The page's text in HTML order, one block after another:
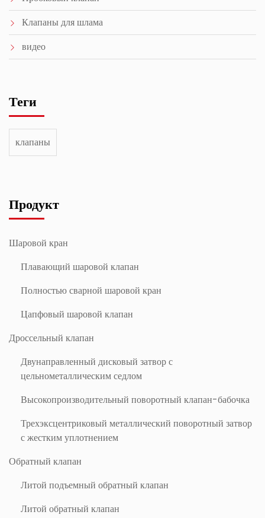
Клапаны для шлама
видео
Теги
клапаны
Продукт
Шаровой кран
Плавающий шаровой клапан
Полностью сварной шаровой кран
Цапфовый шаровой клапан
Дроссельный клапан
Двунаправленный дисковый затвор с
цельнометаллическим седлом
Высокопроизводительный поворотный клапан-бабочка
Трехэксцентриковый металлический поворотный затвор
с жестким уплотнением
Обратный клапан
Литой подъемный обратный клапан
Литой обратный клапан